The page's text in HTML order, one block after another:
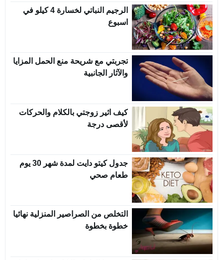
الرجيم النباتي لخسارة 4 كيلو في
اسبوع
تجربتي مع شريحة منع الحمل المزايا
والآثار الجانبية
كيف اثير زوجتي بالكلام والحركات
لأقصى درجة
جدول كيتو دايت لمدة شهر 30 يوم
طعام صحي
التخلص من الصراصير المنزلية نهائيا
خطوة بخطوة